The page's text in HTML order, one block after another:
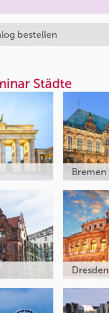
bestellen
Städte
Bremen
Dresden